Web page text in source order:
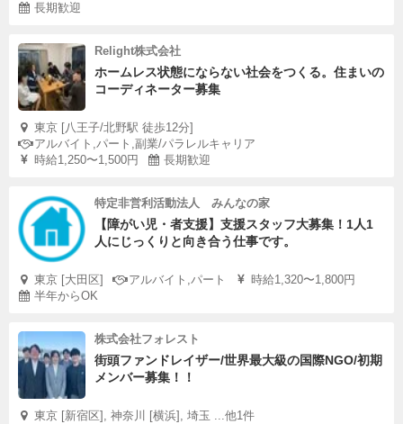
長期歓迎
Relight株式会社
ホームレス状態にならない社会をつくる。住まいの
コーディネーター募集
東京 [八王子/北野駅 徒歩12分]
アルバイト,パート,副業/パラレルキャリア
時給1,250〜1,500円
長期歓迎
特定非営利活動法人 みんなの家
【障がい児・者支援】支援スタッフ大募集！1人1
人にじっくりと向き合う仕事です。
東京 [大田区] アルバイト,パート
時給1,320〜1,800円
半年からOK
株式会社フォレスト
街頭ファンドレイザー/世界最大級の国際NGO/初期
メンバー募集！！
東京 [新宿区], 神奈川 [横浜], 埼玉 ...他1件